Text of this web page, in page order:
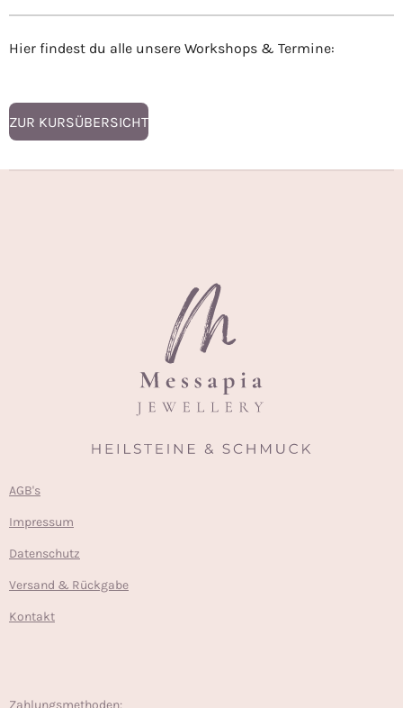
Hier findest du alle unsere Workshops & Termine:
ZUR KURSÜBERSICHT
AGB's
Impressum
Datenschutz
Versand & Rückgabe
Kontakt
Zahlungsmethoden: